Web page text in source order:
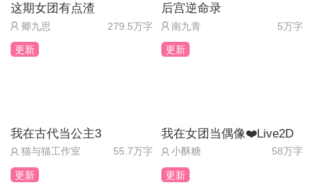
这期女团有点渣
卿九思 279.5万字
后宫逆命录
南九青 5万字
更新
我在古代当公主3
猫与猫工作室 55.7万字
更新
我在女团当偶像❤️Live2D
小酥糖 58万字
更新 更新